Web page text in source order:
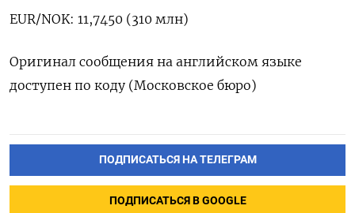
EUR/NOK: 11,7450 (310 млн)
Оригинал сообщения на английском языке
доступен по коду (Московское бюро)
ПОДПИСАТЬСЯ НА ТЕЛЕГРАМ
ПОДПИСАТЬСЯ В GOOGLE